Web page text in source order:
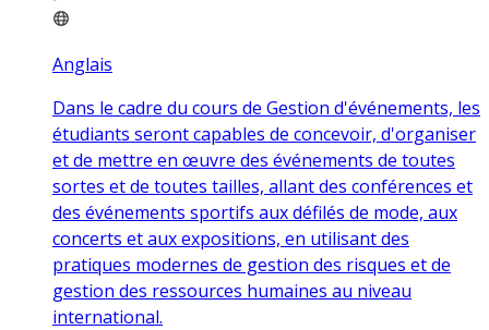
Anglais
Dans le cadre du cours de Gestion d'événements, les
étudiants seront capables de concevoir, d'organiser
et de mettre en œuvre des événements de toutes
sortes et de toutes tailles, allant des conférences et
des événements sportifs aux défilés de mode, aux
concerts et aux expositions, en utilisant des
pratiques modernes de gestion des risques et de
gestion des ressources humaines au niveau
international.